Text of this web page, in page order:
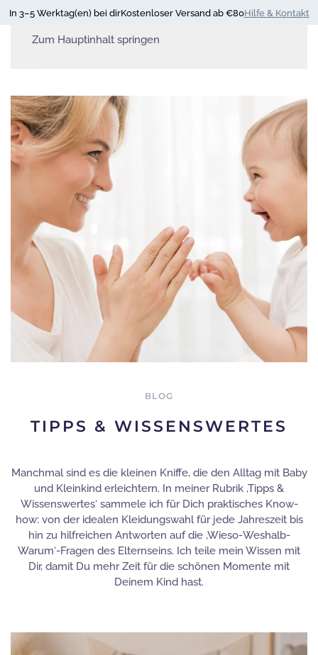
In 3–5 Werktag(en) bei dirKostenloser Versand ab €80Hilfe & Kontakt
Zum Hauptinhalt springen
BLOG
TIPPS & WISSENSWERTES
Manchmal sind es die kleinen Kniffe, die den Alltag mit Baby
und Kleinkind erleichtern. In meiner Rubrik ‚Tipps &
Wissenswertes‘ sammele ich für Dich praktisches Know-
how: von der idealen Kleidungswahl für jede Jahreszeit bis
hin zu hilfreichen Antworten auf die ‚Wieso-Weshalb-
Warum‘-Fragen des Elternseins. Ich teile mein Wissen mit
Dir, damit Du mehr Zeit für die schönen Momente mit
Deinem Kind hast.